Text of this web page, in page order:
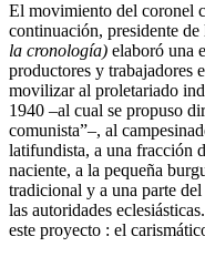
El movimiento del coronel
continuación, presidente
la cronología) elaboró una
productores y trabajadores
movilizar al proletariado
1940 –al cual se propuso
comunista”–, al
latifundista, a una fracción
naciente, a la pequeña
tradicional y a una parte
las autoridades
este proyecto : el